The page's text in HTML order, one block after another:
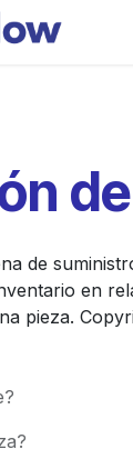
de
en
pieza.